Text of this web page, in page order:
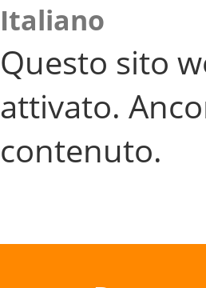
Italiano
Questo sito
attivato.
contenuto.